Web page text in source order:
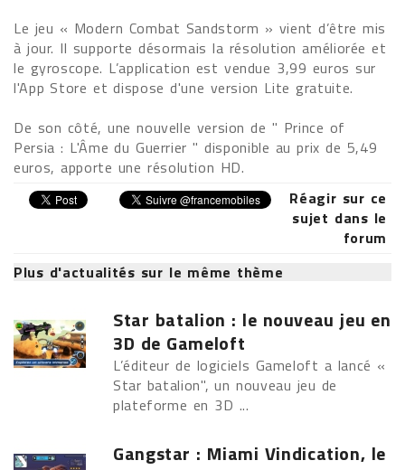
Le jeu « Modern Combat Sandstorm » vient d’être mis
à jour. Il supporte désormais la résolution améliorée et
le gyroscope. L’application est vendue 3,99 euros sur
l'App Store et dispose d'une version Lite gratuite.
De son côté, une nouvelle version de " Prince of
Persia : L'Âme du Guerrier " disponible au prix de 5,49
euros, apporte une résolution HD.
Réagir sur ce
sujet dans le
forum
Plus d'actualités sur le même thème
Star batalion : le nouveau jeu en
3D de Gameloft
L’éditeur de logiciels Gameloft a lancé «
Star batalion", un nouveau jeu de
plateforme en 3D ...
Gangstar : Miami Vindication, le